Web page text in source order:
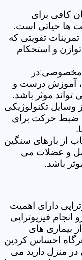
کافی برای
ها حیاتی است.
تقویتی که
و استحکام
آموزش درست و
موثر باشد.
وسایل تکنولوژیکی
ضبط حرکت برای
از بارهای سنگین
و عضلات می
باشد.
دارای اهمیت
انجام فیزیوتراپی
بیماری های
احساس کردین
در منزل دارید می